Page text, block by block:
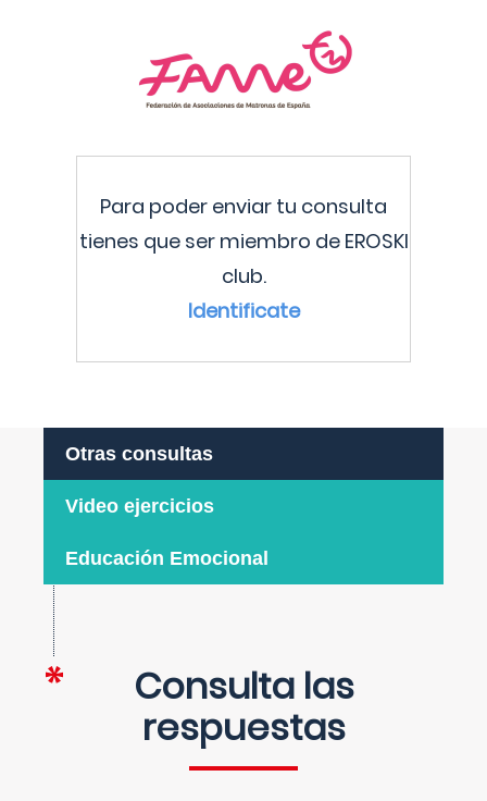
Para poder enviar tu consulta
tienes que ser miembro de EROSKI
club.
Identificate
Otras consultas
Video ejercicios
Educación Emocional
Consulta las
respuestas